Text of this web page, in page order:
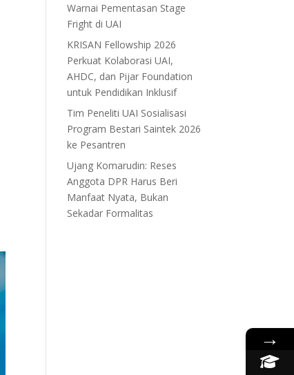
Warnai Pementasan Stage
Fright di UAI
KRISAN Fellowship 2026
Perkuat Kolaborasi UAI,
AHDC, dan Pijar Foundation
untuk Pendidikan Inklusif
Tim Peneliti UAI Sosialisasi
Program Bestari Saintek 2026
ke Pesantren
Ujang Komarudin: Reses
Anggota DPR Harus Beri
Manfaat Nyata, Bukan
Sekadar Formalitas
→